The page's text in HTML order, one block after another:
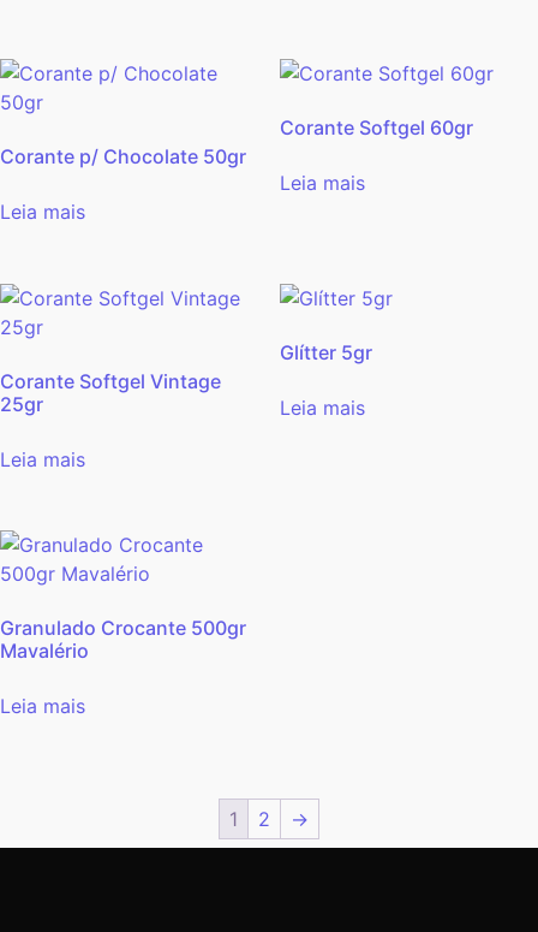
Corante p/ Chocolate 50gr
Leia mais
Corante Softgel 60gr
Leia mais
Corante Softgel Vintage
25gr
Leia mais
Glítter 5gr
Leia mais
Granulado Crocante 500gr
Mavalério
Leia mais
1 2 →